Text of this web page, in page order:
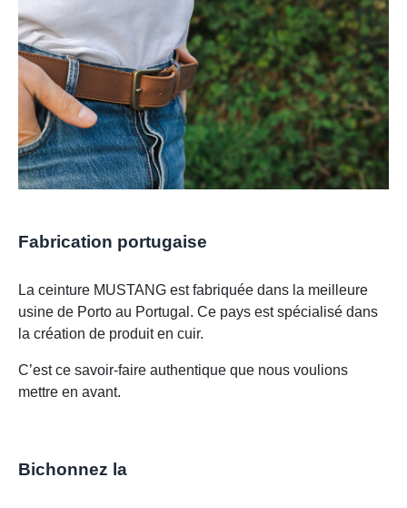
Fabrication portugaise
La ceinture MUSTANG est fabriquée dans la meilleure
usine de Porto au Portugal. Ce pays est spécialisé dans
la création de produit en cuir.
C’est ce savoir-faire authentique que nous voulions
mettre en avant.
Bichonnez la